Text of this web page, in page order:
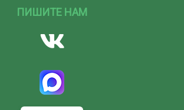
ПИШИТЕ НАМ